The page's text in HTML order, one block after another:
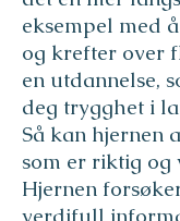
eksempel med
og krefter over
en utdannelse,
deg trygghet i
Så kan hjernen
som er riktig og
Hjernen